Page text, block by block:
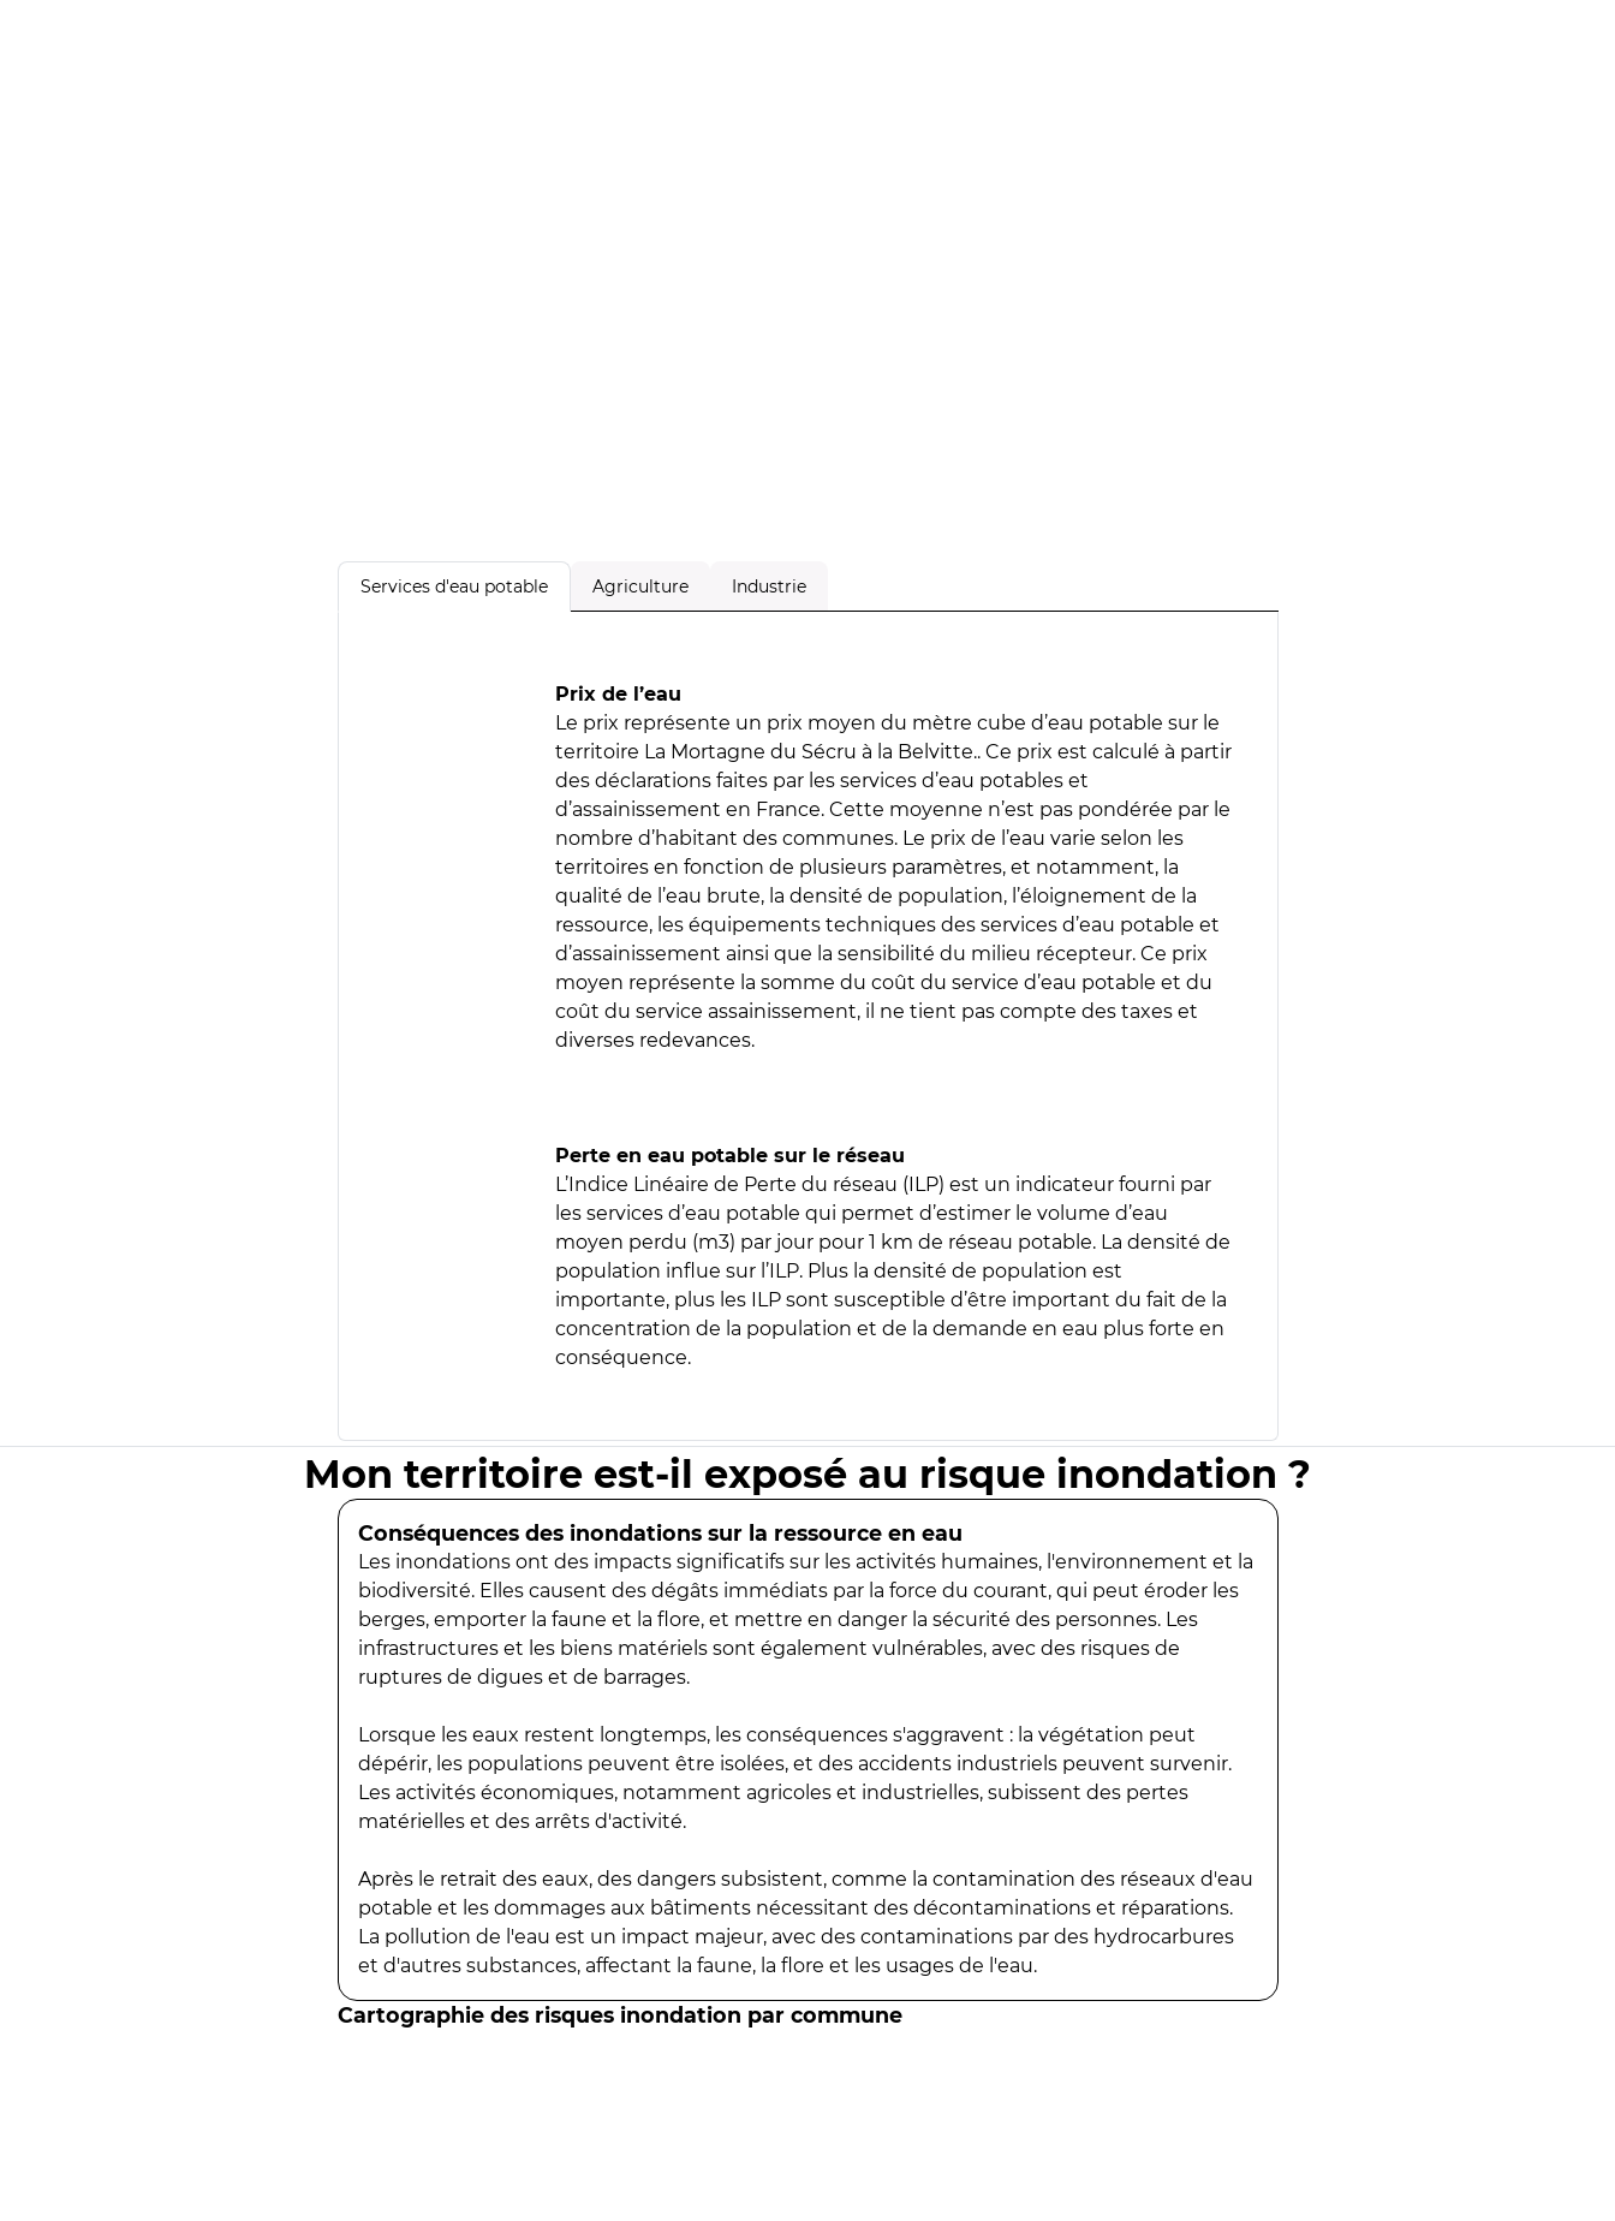
Services d'eau potable Agriculture Industrie
Prix de l’eau
Le prix représente un prix moyen du mètre cube d’eau potable sur le
territoire La Mortagne du Sécru à la Belvitte.. Ce prix est calculé à partir
des déclarations faites par les services d’eau potables et
d’assainissement en France. Cette moyenne n’est pas pondérée par le
nombre d’habitant des communes. Le prix de l’eau varie selon les
territoires en fonction de plusieurs paramètres, et notamment, la
qualité de l’eau brute, la densité de population, l’éloignement de la
ressource, les équipements techniques des services d’eau potable et
d’assainissement ainsi que la sensibilité du milieu récepteur. Ce prix
moyen représente la somme du coût du service d’eau potable et du
coût du service assainissement, il ne tient pas compte des taxes et
diverses redevances.
Perte en eau potable sur le réseau
L’Indice Linéaire de Perte du réseau (ILP) est un indicateur fourni par
les services d’eau potable qui permet d’estimer le volume d’eau
moyen perdu (m3) par jour pour 1 km de réseau potable. La densité de
population influe sur l’ILP. Plus la densité de population est
importante, plus les ILP sont susceptible d’être important du fait de la
concentration de la population et de la demande en eau plus forte en
conséquence.
Mon territoire est-il exposé au risque inondation ?
Conséquences des inondations sur la ressource en eau
Les inondations ont des impacts significatifs sur les activités humaines, l'environnement et la
biodiversité. Elles causent des dégâts immédiats par la force du courant, qui peut éroder les
berges, emporter la faune et la flore, et mettre en danger la sécurité des personnes. Les
infrastructures et les biens matériels sont également vulnérables, avec des risques de
ruptures de digues et de barrages.
Lorsque les eaux restent longtemps, les conséquences s'aggravent : la végétation peut
dépérir, les populations peuvent être isolées, et des accidents industriels peuvent survenir.
Les activités économiques, notamment agricoles et industrielles, subissent des pertes
matérielles et des arrêts d'activité.
Après le retrait des eaux, des dangers subsistent, comme la contamination des réseaux d'eau
potable et les dommages aux bâtiments nécessitant des décontaminations et réparations.
La pollution de l'eau est un impact majeur, avec des contaminations par des hydrocarbures
et d'autres substances, affectant la faune, la flore et les usages de l'eau.
Cartographie des risques inondation par commune